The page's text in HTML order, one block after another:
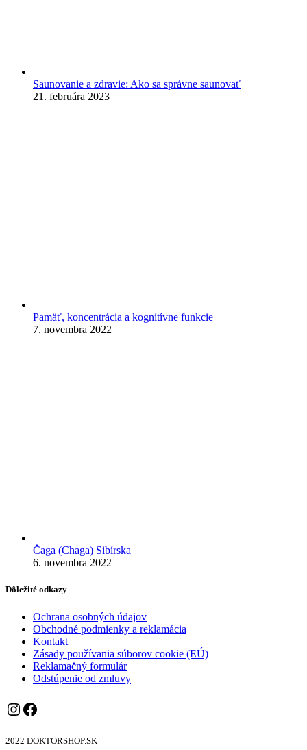
Saunovanie a zdravie: Ako sa správne saunovať
21. februára 2023
Pamäť, koncentrácia a kognitívne funkcie
7. novembra 2022
Čaga (Chaga) Sibírska
6. novembra 2022
Dôležité odkazy
Ochrana osobných údajov
Obchodné podmienky a reklamácia
Kontakt
Zásady používania súborov cookie (EÚ)
Reklamačný formulár
Odstúpenie od zmluvy
Instagram
Facebook
2022 DOKTORSHOP.SK